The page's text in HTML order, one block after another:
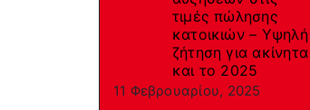
τιμές πώλησης
κατοικιών – Υψηλή
ζήτηση για ακίνητα
και το 2025
11 Φεβρουαρίου, 2025